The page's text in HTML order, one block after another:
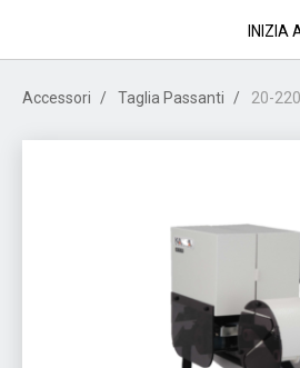
INIZIA
Accessori Taglia Passanti 20-